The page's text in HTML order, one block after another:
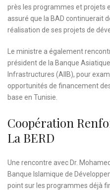
près les programmes et projets
assuré que la BAD continuerait
réalisation de ses projets de
Le ministre a également
président de la Banque
Infrastructures (AIIB), pour
opportunités de financement
base en Tunisie.
Coopération
La BERD
Une rencontre avec Dr.
Banque Islamique de
point sur les programmes déjà